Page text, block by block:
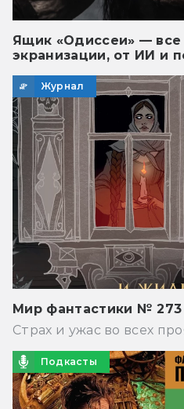
Ящик «Одиссеи» — все
экранизации, от ИИ и
Журнал
Мир фантастики № 273
Страх и ужас во всех
Подкасты